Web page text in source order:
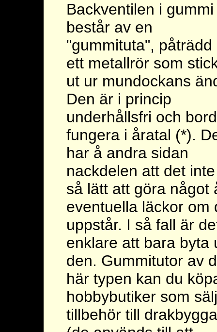
Backventilen i gummi
består av en
"gummituta", påträdd
ett metallrör som
ut ur mundockans
Den är i princip
underhållsfri och
fungera i åratal (*).
har å andra sidan
nackdelen att det
så lätt att göra något
eventuella läckor om
uppstår. I så fall är
enklare att bara byta
den. Gummitutor av
här typen kan du
hobbybutiker som
tillbehör till